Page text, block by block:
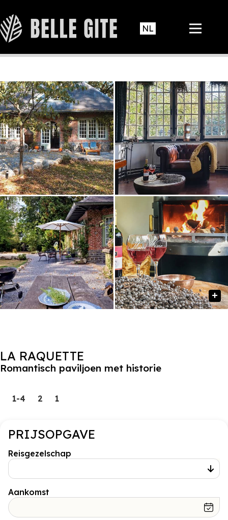
LA RAQUETTE
Romantisch paviljoen met historie
1-4 2 1
PRIJSOPGAVE
Reisgezelschap
Aankomst